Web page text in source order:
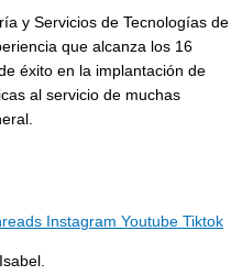
y Servicios de Tecnologías de
que alcanza los 16
éxito en la implantación de
al servicio de muchas
Instagram Youtube Tiktok